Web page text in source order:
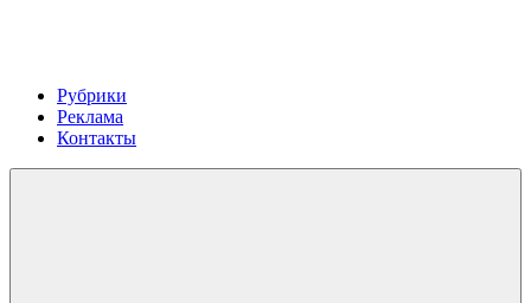
Рубрики
Реклама
Контакты